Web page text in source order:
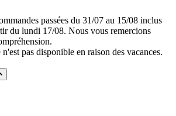
passées du 31/07 au 15/08 inclus
du lundi 17/08. Nous vous remercions
pas disponible en raison des vacances.